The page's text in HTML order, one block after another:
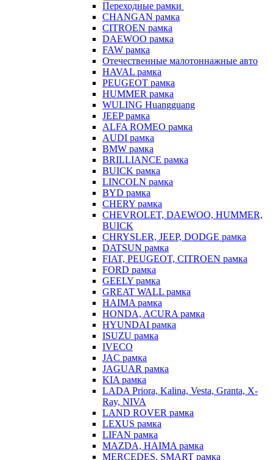
Переходные рамки
CHANGAN рамка
CITROEN рамка
DAEWOO рамка
FAW рамка
Отечественные малотоннажные авто
HAVAL рамка
PEUGEOT рамка
HUMMER рамка
WULING Huangguang
JEEP рамка
ALFA ROMEO рамка
AUDI рамка
BMW рамка
BRILLIANCE рамка
BUICK рамка
LINCOLN рамка
BYD рамка
CHERY рамка
CHEVROLET, DAEWOO, HUMMER,
BUICK
CHRYSLER, JEEP, DODGE рамка
DATSUN рамка
FIAT, PEUGEOT, CITROEN рамка
FORD рамка
GEELY рамка
GREAT WALL рамка
HAIMA рамка
HONDA, ACURA рамка
HYUNDAI рамка
ISUZU рамка
IVECO
JAC рамка
JAGUAR рамка
KIA рамка
LADA Priora, Kalina, Vesta, Granta, X-
Ray, NIVA
LAND ROVER рамка
LEXUS рамка
LIFAN рамка
MAZDA, HAIMA рамка
MERCEDES, SMART рамка